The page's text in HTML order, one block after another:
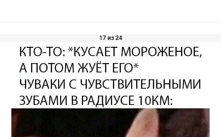
17 из 24